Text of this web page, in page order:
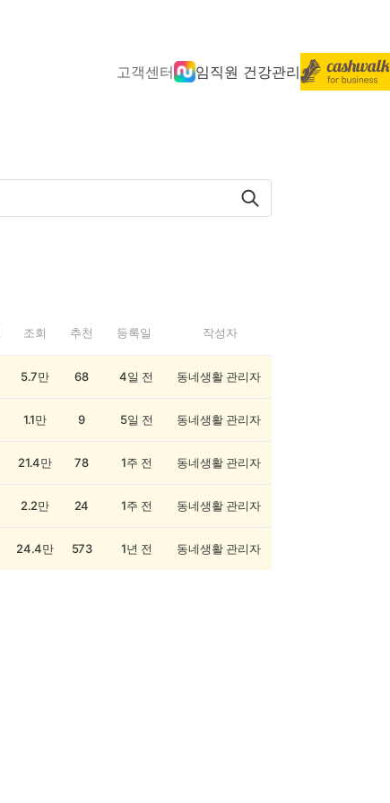
고객센터 임직원 건강관리
조회 추천 등록일 작성자
5.7만 68 4일 전 동네생활 관리자
1.1만 9 5일 전 동네생활 관리자
21.4만 78 1주 전 동네생활 관리자
2.2만 24 1주 전 동네생활 관리자
24.4만 573 1년 전 동네생활 관리자